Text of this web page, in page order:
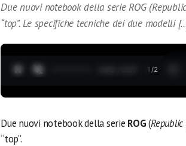
Due nuovi notebook della serie ROG
“top”. Le specifiche tecniche dei due modelli
1 /2
Due nuovi notebook della serie ROG(
“top”.